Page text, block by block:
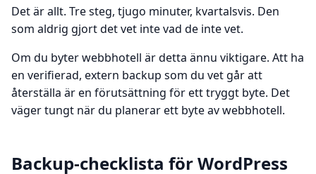
Det är allt. Tre steg, tjugo minuter, kvartalsvis. Den
som aldrig gjort det vet inte vad de inte vet.
Om du byter webbhotell är detta ännu viktigare. Att ha
en verifierad, extern backup som du vet går att
återställa är en förutsättning för ett tryggt byte. Det
väger tungt när du planerar ett byte av webbhotell.
Backup-checklista för WordPress